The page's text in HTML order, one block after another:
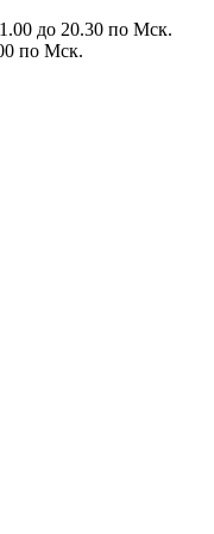
до 20.30 по Мcк.
по Мcк.